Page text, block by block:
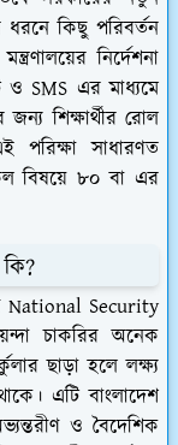
ধরনে কিছু পরিবর্তন
নির্দেশনা
ও SMS এর মাধ্যমে
শিক্ষার্থীর রোল
পরিক্ষা সাধারণত
বিষয়ে ৮০ বা এর
National Security
চাকরির অনেক
ছাড়া হলে লক্ষ্য
এটি বাংলাদেশ
ও বৈদেশিক